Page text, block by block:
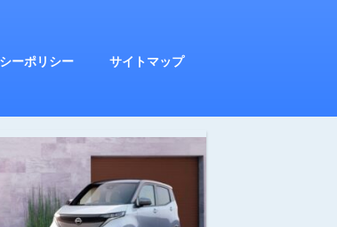
ーポリシー サイトマップ